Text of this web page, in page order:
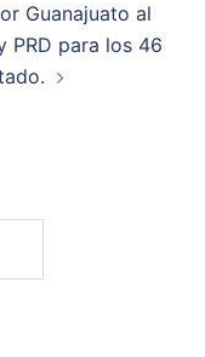
Guanajuato al
PRD para los 46